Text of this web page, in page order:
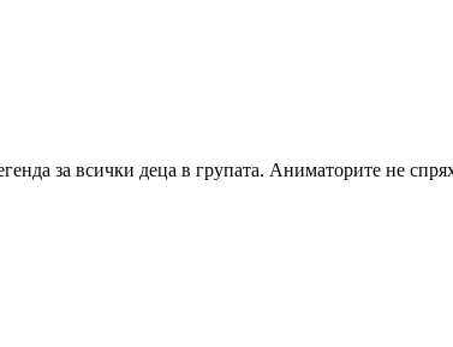
за всички деца в групата. Аниматорите не